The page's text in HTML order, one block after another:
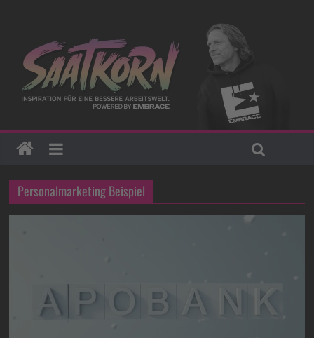
Personalmarketing Beispiel